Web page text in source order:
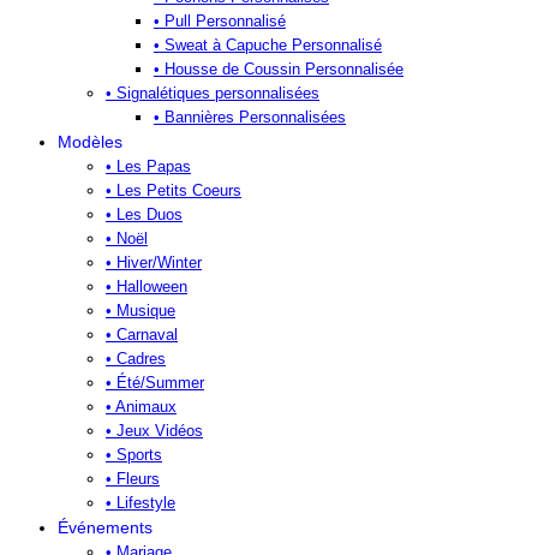
• Pull Personnalisé
• Sweat à Capuche Personnalisé
• Housse de Coussin Personnalisée
• Signalétiques personnalisées
• Bannières Personnalisées
Modèles
• Les Papas
• Les Petits Coeurs
• Les Duos
• Noël
• Hiver/Winter
• Halloween
• Musique
• Carnaval
• Cadres
• Été/Summer
• Animaux
• Jeux Vidéos
• Sports
• Fleurs
• Lifestyle
Événements
• Mariage